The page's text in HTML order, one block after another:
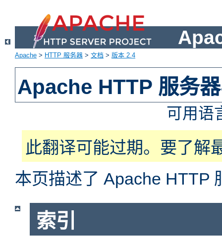
Apache > HTTP 服务器 > 文档 > 版本 2.4
Apache HTTP 服务
可用语
此翻译可能过期。要了解
本页描述了 Apache HTTP
索引